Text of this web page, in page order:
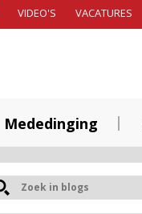
VIDEO'S VACATURES
Mededinging